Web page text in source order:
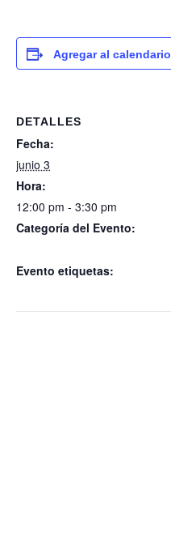
Agregar al calendario
DETALLES
Fecha:
junio 3
Hora:
12:00 pm - 3:30 pm
Categoría del Evento:
Evento etiquetas: